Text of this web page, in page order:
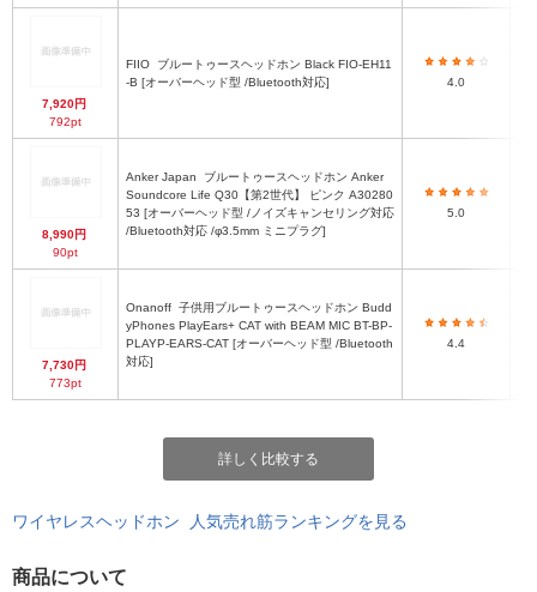
7,920円
792pt
FIIO
-B [オーバーヘッド型 /Bluetooth対応]
4.0
8,990円
90pt
Anker Japan
Soundcore Life Q30【第2世代】 ピンク A30280
53 [オーバーヘッド型 /ノイズキャンセリング対応
/Bluetooth対応 /φ3.5mm ミニプラグ]
5.0
7,730円
773pt
Onanoff
yPhones PlayEars+ CAT with BEAM MIC BT-BP-
PLAYP-EARS-CAT [オーバーヘッド型 /Bluetooth
対応]
4.4
詳しく比較する
ワイヤレスヘッドホン 人気売れ筋ランキングを見る
商品について